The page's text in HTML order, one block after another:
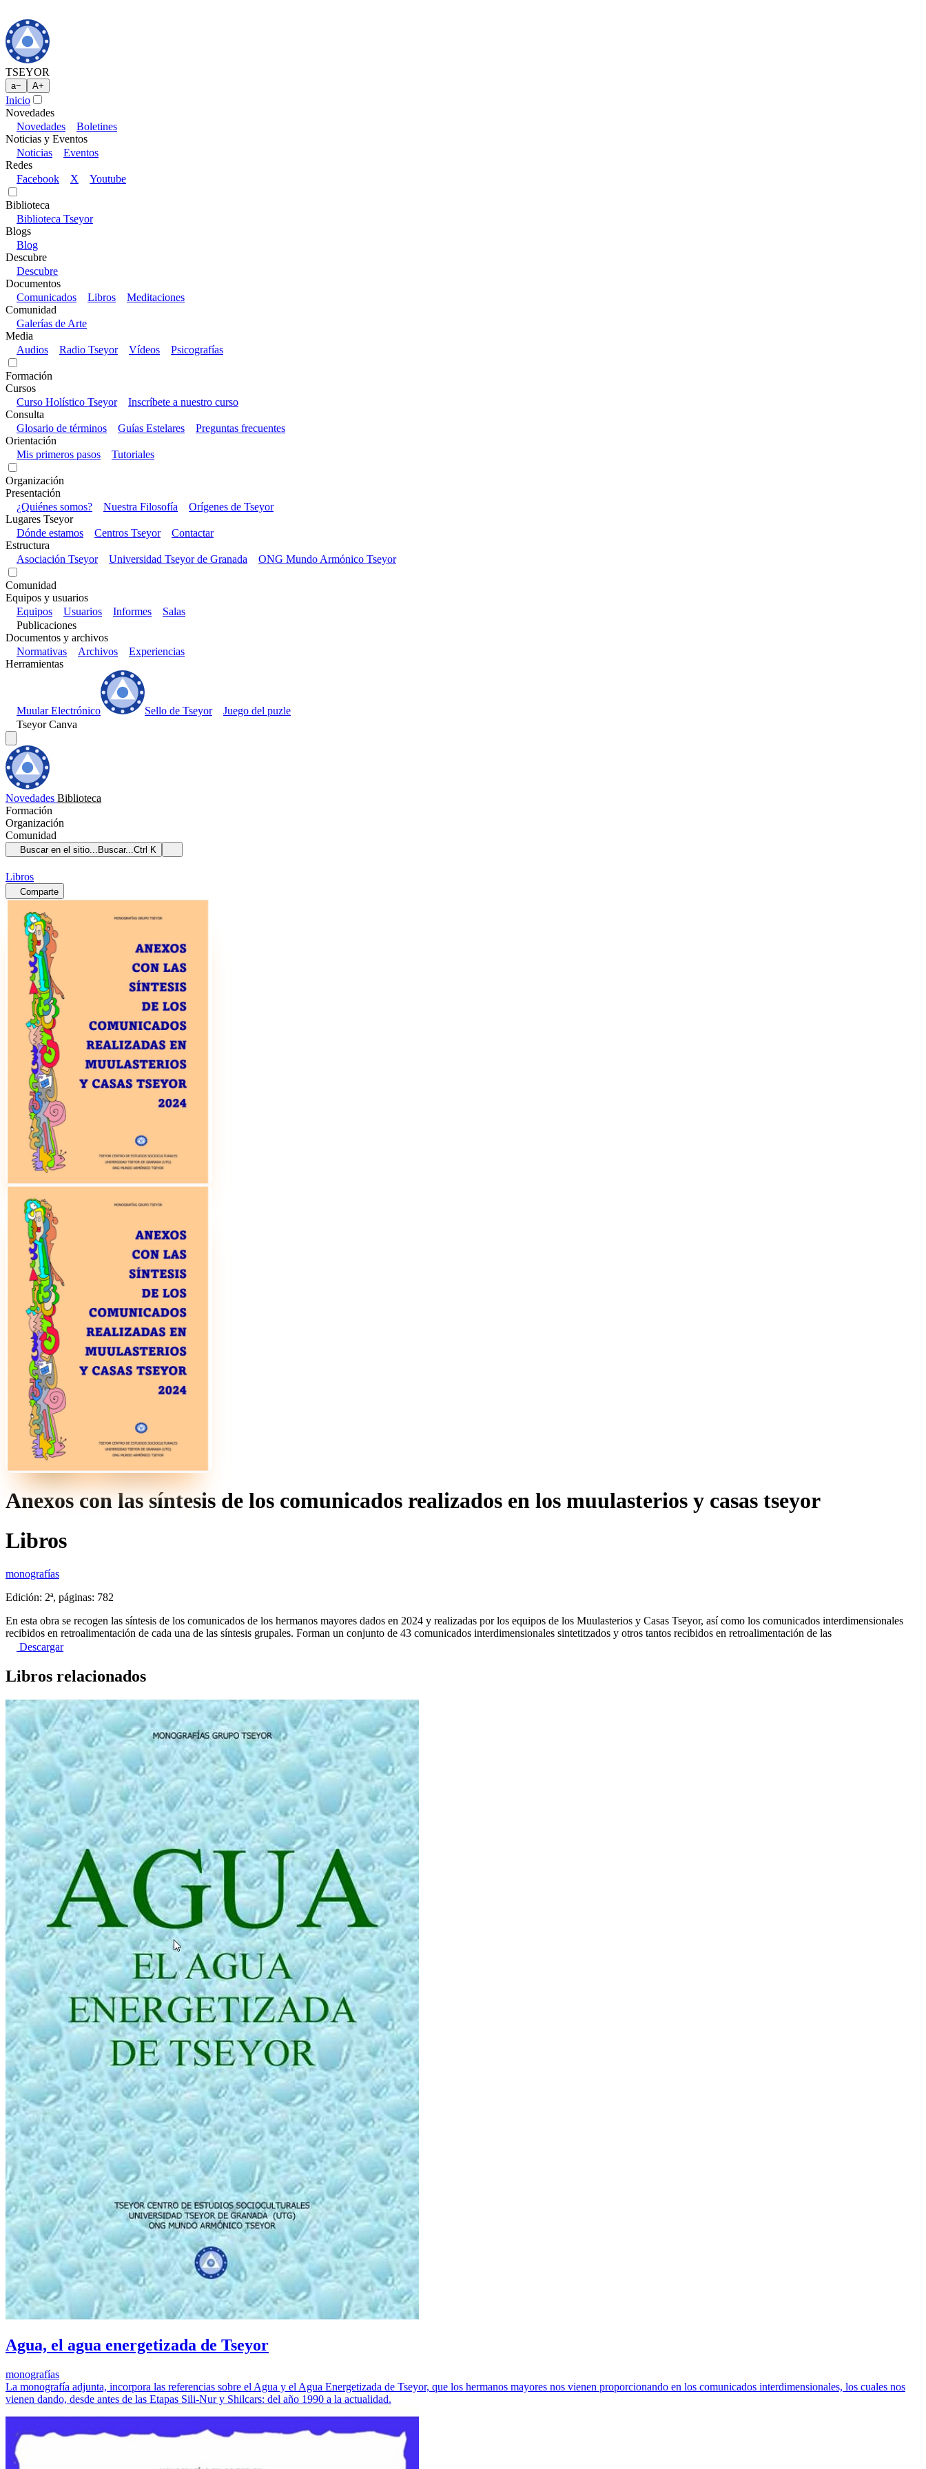
TSEYOR
a− A+
Inicio
Novedades
Novedades
Boletines
Noticias y Eventos
Noticias
Eventos
Redes
Facebook
X Youtube
Biblioteca
Biblioteca Tseyor
Blogs
Blog
Descubre
Descubre
Documentos
Comunicados
Libros
Meditaciones
Comunidad
Galerías de Arte
Media
Audios
Radio Tseyor Vídeos Psicografías
Formación
Cursos
Curso Holístico Tseyor
Inscríbete a nuestro curso
Consulta
Glosario de términos
Guías Estelares
Preguntas frecuentes
Orientación
Mis primeros pasos
Tutoriales
Organización
Presentación
¿Quiénes somos?
Nuestra Filosofía
Orígenes de Tseyor
Lugares Tseyor
Dónde estamos
Centros Tseyor
Contactar
Estructura
Asociación Tseyor
Universidad Tseyor de Granada ONG Mundo Armónico Tseyor
Comunidad
Equipos y usuarios
Equipos
Usuarios Informes
Salas
Publicaciones
Documentos y archivos
Normativas
Archivos
Experiencias
Herramientas
Muular Electrónico Sello de Tseyor
Juego del puzle
Tseyor Canva
Novedades Biblioteca
Formación
Organización
Comunidad
Buscar en el sitio... Buscar...Ctrl K
Libros
Comparte
Anexos con las síntesis de los comunicados realizados en los muulasterios y casas tseyor
Libros
monografías
Edición: 2ª, páginas: 782
En esta obra se recogen las síntesis de los comunicados de los hermanos mayores dados en 2024 y realizadas por los equipos de los Muulasterios y Casas Tseyor, así como los comunicados interdimensionales
recibidos en retroalimentación de cada una de las síntesis grupales. Forman un conjunto de 43 comunicados interdimensionales sintetitzados y otros tantos recibidos en retroalimentación de las
Descargar
Libros relacionados
Agua, el agua energetizada de Tseyor
monografías
La monografía adjunta, incorpora las referencias sobre el Agua y el Agua Energetizada de Tseyor, que los hermanos mayores nos vienen proporcionando en los comunicados interdimensionales, los cuales nos
vienen dando, desde antes de las Etapas Sili-Nur y Shilcars: del año 1990 a la actualidad.